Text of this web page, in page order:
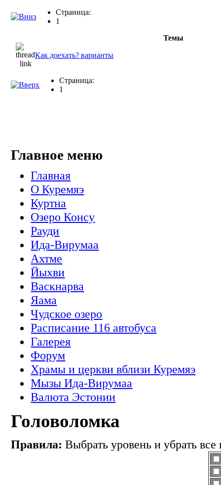
Страница:
1
Темы
Как доехать? варианты
Страница:
1
Главное меню
Главная
О Куремяэ
Куртна
Озеро Консу
Рауди
Ида-Вирумаа
Ахтме
Йыхви
Васкнарва
Яама
Чудское озеро
Расписание 116 автобуса
Галерея
Форум
Храмы и церкви вблизи Куремяэ
Мызы Ида-Вирумаа
Валюта Эстонии
Головоломка
Правила: Выбрать уровень и убрать